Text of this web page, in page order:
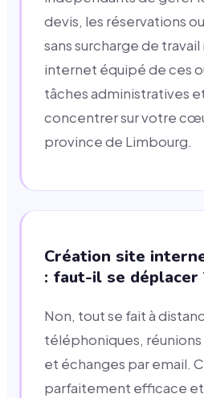
devis, les réservations
sans surcharge de
internet équipé de ces
tâches administratives
concentrer sur votre
province de Limbourg.
Création site
: faut-il se déplacer
Non, tout se fait à
téléphoniques,
et échanges par email.
parfaitement efficace et